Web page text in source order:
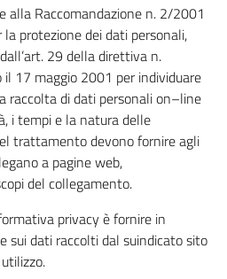
alla Raccomandazione n. 2/2001
protezione dei dati personali,
29 della direttiva n.
17 maggio 2001 per individuare
raccolta di dati personali on–line
i tempi e la natura delle
trattamento devono fornire agli
a pagine web,
del collegamento.
privacy è fornire in
sui dati raccolti dal suindicato sito